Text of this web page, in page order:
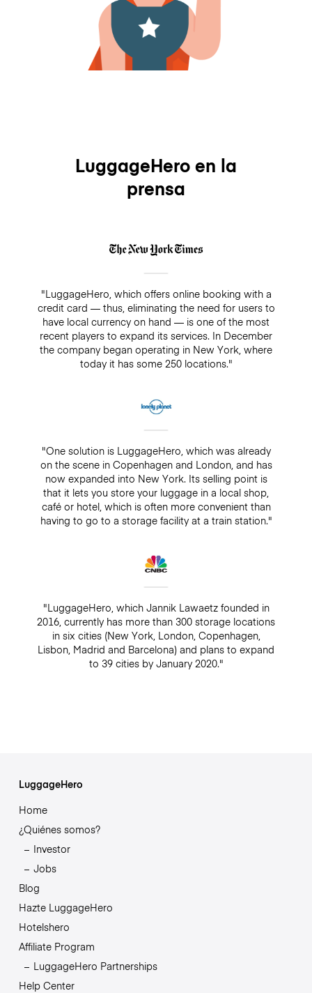
LuggageHero en la
prensa
"LuggageHero, which offers online booking with a
credit card — thus, eliminating the need for users to
have local currency on hand — is one of the most
recent players to expand its services. In December
the company began operating in New York, where
today it has some 250 locations."
"One solution is LuggageHero, which was already
on the scene in Copenhagen and London, and has
now expanded into New York. Its selling point is
that it lets you store your luggage in a local shop,
café or hotel, which is often more convenient than
having to go to a storage facility at a train station."
"LuggageHero, which Jannik Lawaetz founded in
2016, currently has more than 300 storage locations
in six cities (New York, London, Copenhagen,
Lisbon, Madrid and Barcelona) and plans to expand
to 39 cities by January 2020."
LuggageHero
Home
¿Quiénes somos?
Investor
Jobs
Blog
Hazte LuggageHero
Hotelshero
Affiliate Program
LuggageHero Partnerships
Help Center